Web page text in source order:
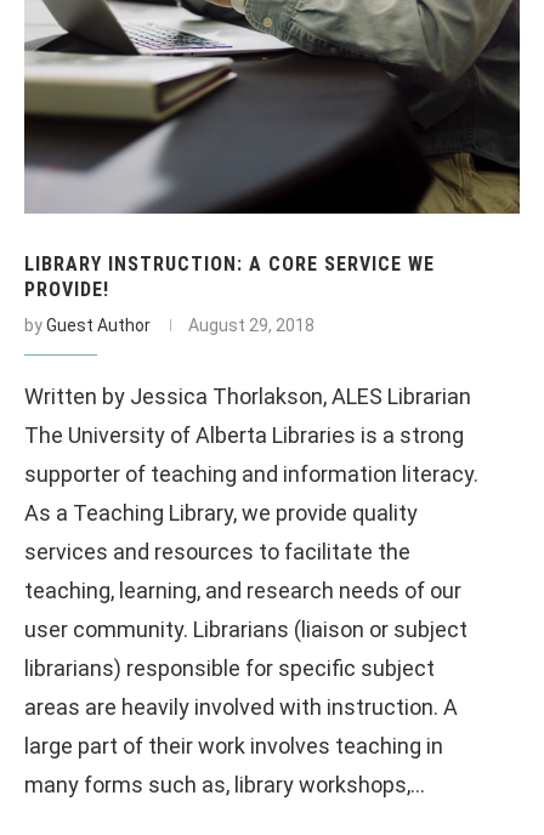
LIBRARY INSTRUCTION: A CORE SERVICE WE
PROVIDE!
byGuest Author August 29, 2018
Written by Jessica Thorlakson, ALES Librarian
The University of Alberta Libraries is a strong
supporter of teaching and information literacy.
As a Teaching Library, we provide quality
services and resources to facilitate the
teaching, learning, and research needs of our
user community. Librarians (liaison or subject
librarians) responsible for specific subject
areas are heavily involved with instruction. A
large part of their work involves teaching in
many forms such as, library workshops,…